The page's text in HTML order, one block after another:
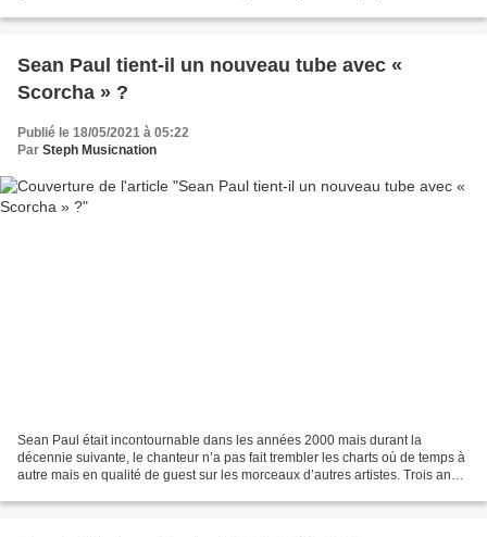
Sean Paul tient-il un nouveau tube avec «
Scorcha » ?
Publié le 18/05/2021 à 05:22
Par Steph Musicnation
Sean Paul était incontournable dans les années 2000 mais durant la
décennie suivante, le chanteur n’a pas fait trembler les charts où de temps à
autre mais en qualité de guest sur les morceaux d’autres artistes. Trois ans